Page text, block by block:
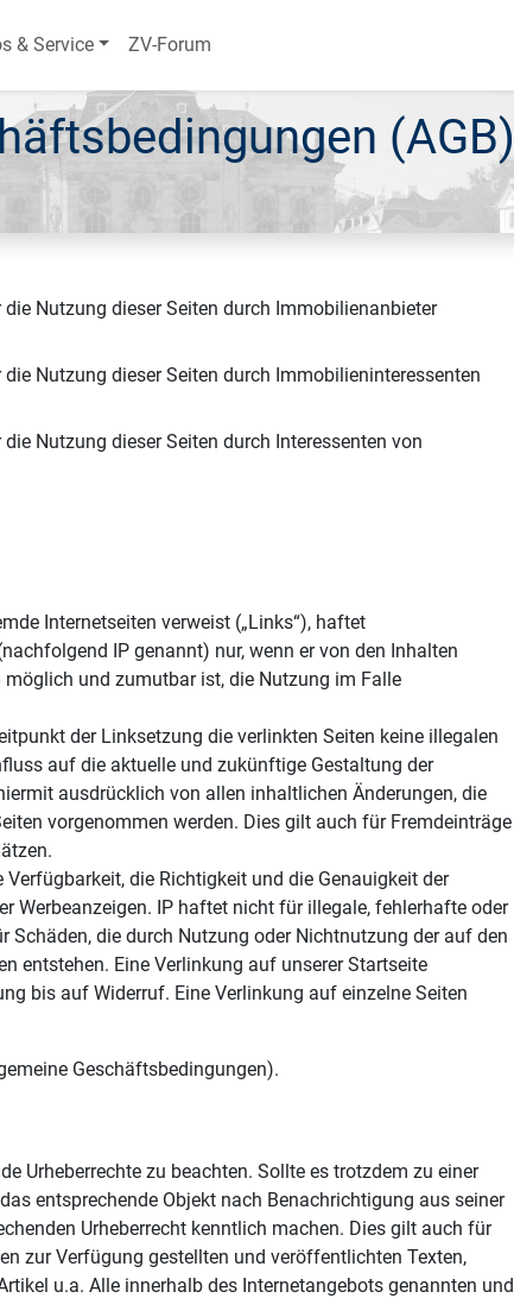
& Service ZV-Forum
(AGB)
die Nutzung dieser Seiten durch Immobilienanbieter
die Nutzung dieser Seiten durch Immobilieninteressenten
die Nutzung dieser Seiten durch Interessenten von
Internetseiten verweist („Links“), haftet
IP genannt) nur, wenn er von den Inhalten
und zumutbar ist, die Nutzung im Falle
der Linksetzung die verlinkten Seiten keine illegalen
auf die aktuelle und zukünftige Gestaltung der
ausdrücklich von allen inhaltlichen Änderungen, die
vorgenommen werden. Dies gilt auch für Fremdeinträge
die Richtigkeit und die Genauigkeit der
Werbeanzeigen. IP haftet nicht für illegale, fehlerhafte oder
die durch Nutzung oder Nichtnutzung der auf den
entstehen. Eine Verlinkung auf unserer Startseite
bis auf Widerruf. Eine Verlinkung auf einzelne Seiten
Geschäftsbedingungen).
Urheberrechte zu beachten. Sollte es trotzdem zu einer
entsprechende Objekt nach Benachrichtigung aus seiner
Urheberrecht kenntlich machen. Dies gilt auch für
zur Verfügung gestellten und veröffentlichten Texten,
u.a. Alle innerhalb des Internetangebots genannten und